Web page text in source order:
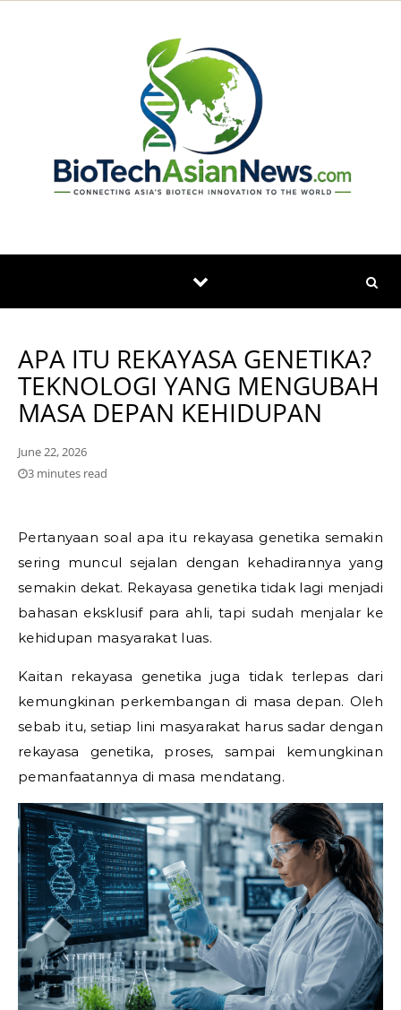
APA ITU REKAYASA GENETIKA?
TEKNOLOGI YANG MENGUBAH
MASA DEPAN KEHIDUPAN
June 22, 2026
3 minutes read
Pertanyaan soal apa itu rekayasa genetika semakin
sering muncul sejalan dengan kehadirannya yang
semakin dekat. Rekayasa genetika tidak lagi menjadi
bahasan eksklusif para ahli, tapi sudah menjalar ke
kehidupan masyarakat luas.
Kaitan rekayasa genetika juga tidak terlepas dari
kemungkinan perkembangan di masa depan. Oleh
sebab itu, setiap lini masyarakat harus sadar dengan
rekayasa genetika, proses, sampai kemungkinan
pemanfaatannya di masa mendatang.